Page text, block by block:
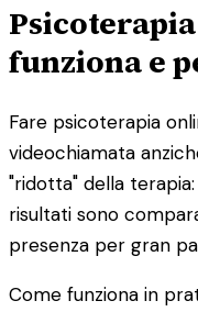
funziona e
Fare psicoterapia
videochiamata
"ridotta" della
risultati sono
presenza per gran
Come funziona in